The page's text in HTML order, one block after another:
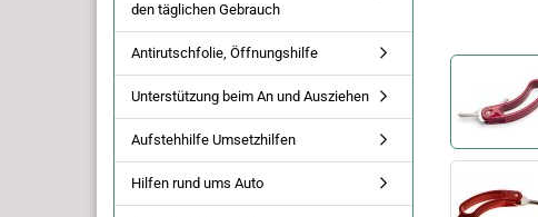
den täglichen Gebrauch
Antirutschfolie, Öffnungshilfe
Unterstützung beim An und Ausziehen
Aufstehhilfe Umsetzhilfen
Hilfen rund ums Auto